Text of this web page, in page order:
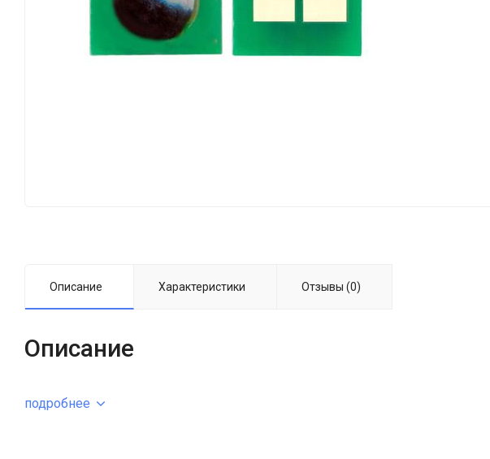
Описание Характеристики Отзывы (0)
Описание
подробнее